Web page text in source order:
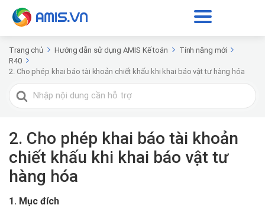
Trang chủ Hướng dẫn sử dụng AMIS Kế toán
Tính năng mới
R40
2. Cho phép khai báo tài khoản chiết khấu khi khai báo vật tư hàng hóa
Tìm
kiếm
2. Cho phép khai báo tài khoản
chiết khấu khi khai báo vật tư
hàng hóa
1. Mục đích